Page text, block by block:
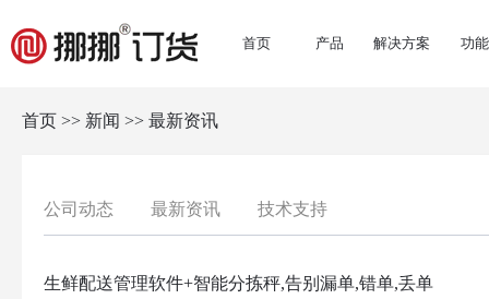
首页 产品 解决方案
餐饮连锁行业 建材行业
功能
首页 >> 新闻 >> 最新资讯
公司动态 最新资讯 技术支持
生鲜配送管理软件+智能分拣秤,告别漏单,错单,丢单